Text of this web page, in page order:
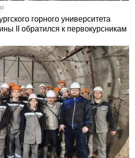
горного университета
II обратился к первокурсникам